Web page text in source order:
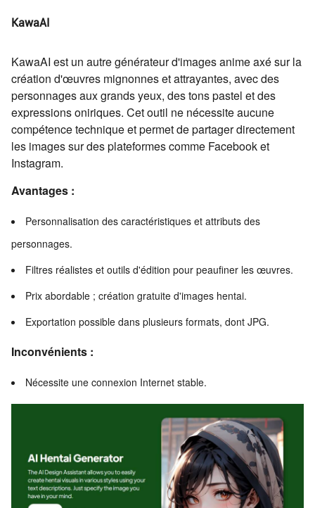
KawaAI
KawaAI est un autre générateur d'images anime axé sur la
création d'œuvres mignonnes et attrayantes, avec des
personnages aux grands yeux, des tons pastel et des
expressions oniriques. Cet outil ne nécessite aucune
compétence technique et permet de partager directement
les images sur des plateformes comme Facebook et
Instagram.
Avantages :
Personnalisation des caractéristiques et attributs des
personnages.
Filtres réalistes et outils d'édition pour peaufiner les œuvres.
Prix abordable ; création gratuite d'images hentai.
Exportation possible dans plusieurs formats, dont JPG.
Inconvénients :
Nécessite une connexion Internet stable.